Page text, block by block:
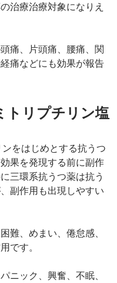
治療治療対象になりえ
痛、片頭痛、腰痛、関
痛などにも効果が報告
トリプチリン塩
をはじめとする抗うつ
果を発現する前に副作
三環系抗うつ薬は抗う
副作用も出現しやすい
難、めまい、倦怠感、
です。
ニック、興奮、不眠、